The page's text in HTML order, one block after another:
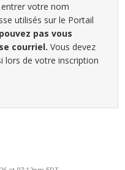
votre nom
utilisés sur le Portail
pas vous
courriel. Vous devez
lors de votre inscription